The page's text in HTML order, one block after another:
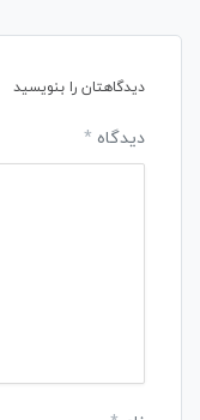
دیدگاهتان را بنویسید
دیدگاه *